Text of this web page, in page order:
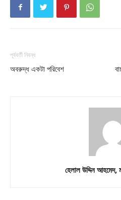
Subscription Plans
My account
পূর্ববর্তী নিবন্ধ
অবরুদ্ধ একটা পরিবেশ
হেলাল উদ্দিন আহমেদ,